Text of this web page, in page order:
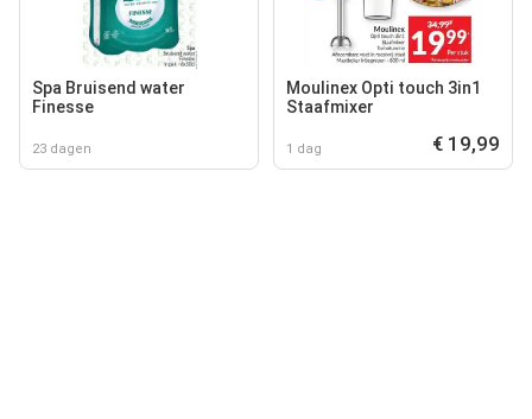
Spa Bruisend water
Finesse
23 dagen
Moulinex Opti touch 3in1
Staafmixer
1 dag € 19,99